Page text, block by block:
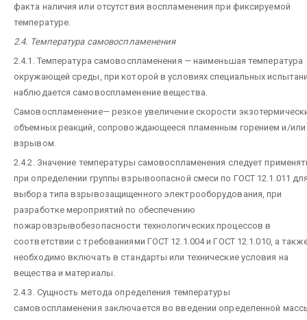
факта наличия или отсутствия воспламенения при фиксируемой
температуре.
2.4. Температура самовоспламенения
2.4.1. Температура самовоспламенения — наименьшая температура
окружающей среды, при которой в условиях специальных
наблюдается самовоспламенение вещества.
Самовоспламенение— резкое увеличение скорости
объемных реакций, сопровождающееся пламенным горением и/или
взрывом.
2.4.2. Значение температуры самовоспламенения следует
при определении группы взрывоопасной смеси по ГОСТ 12.1.011
выбора типа взрывозащищенного электрооборудования, при
разработке мероприятий по обеспечению
пожаровзрывобезопасности технологических процессов в
соответствии с требованиями ГОСТ 12.1.004 и ГОСТ 12.1.010, а
необходимо включать в стандарты или технические условия на
вещества и материалы.
2.4.3. Сущность метода определения температуры
самовоспламенения заключается во введении определенной